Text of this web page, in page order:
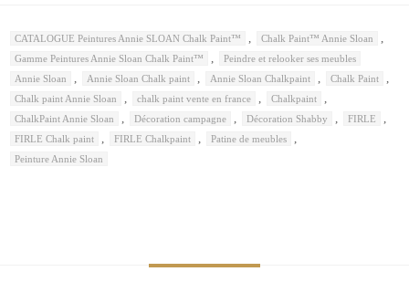
CATALOGUE Peintures Annie SLOAN Chalk Paint™ Chalk Paint™ Annie Sloan
Gamme Peintures Annie Sloan Chalk Paint™
Peindre et relooker ses meubles
Annie Sloan
Annie Sloan Chalk paint Annie Sloan Chalkpaint Chalk Paint
Chalk paint Annie Sloan chalk paint vente en france Chalkpaint
ChalkPaint Annie Sloan Décoration campagne Décoration Shabby FIRLE
FIRLE Chalk paint FIRLE Chalkpaint Patine de meubles
Peinture Annie Sloan